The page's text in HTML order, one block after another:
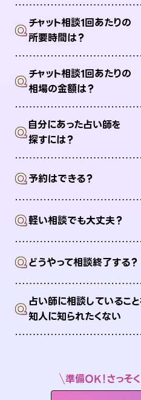
Qチャット相談1回あたりの
所要時間は？
Qチャット相談1回あたりの
相場の金額は？
Q自分にあった占い師を
探すには？
Q予約はできる？
Q軽い相談でも大丈夫？
Qどうやって相談終了する？
Q占い師に相談しているこ
知人に知られたくない
準備OK！さっそ